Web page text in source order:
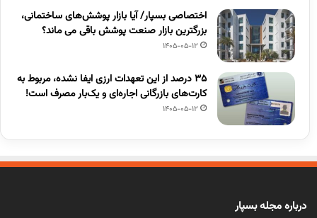
اختصاصی بسپار/ آیا بازار پوشش‌های ساختمانی،
بزرگترین بازار صنعت پوشش باقی می ماند؟
1405-05-12
۳۵ درصد از این تعهدات ارزی ایفا نشده، مربوط به
کارت‌های بازرگانی اجاره‌ای و یک‌بار مصرف است!
1405-05-12
درباره مجله بسپار